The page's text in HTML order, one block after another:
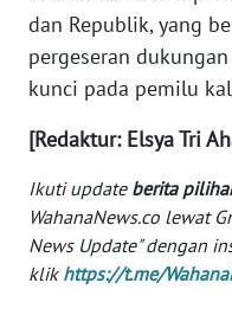
dan Republik, yang
pergeseran
kunci pada pemilu
[Redaktur: Elsya Tri
Ikuti update berita
WahanaNews.co lewat
News Update" dengan
klik https://t.me/
WN
PAPUA
WN
PAPUA
BARAT
WN